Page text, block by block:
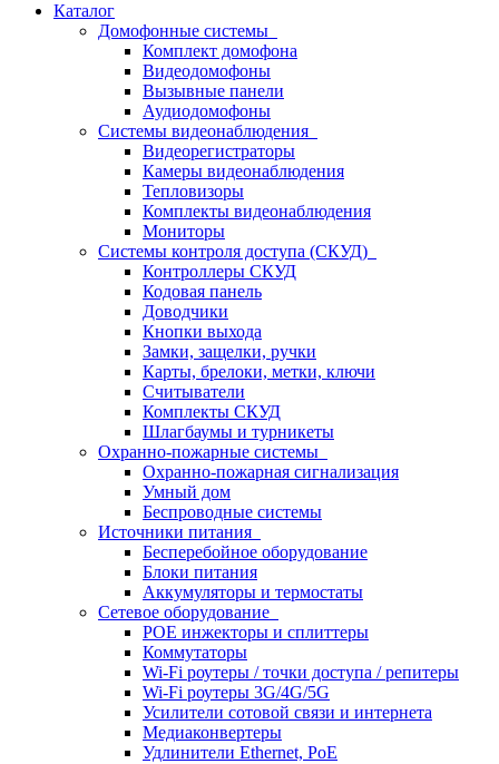
Каталог
Домофонные системы
Комплект домофона
Видеодомофоны
Вызывные панели
Аудиодомофоны
Системы видеонаблюдения
Видеорегистраторы
Камеры видеонаблюдения
Тепловизоры
Комплекты видеонаблюдения
Мониторы
Системы контроля доступа (СКУД)
Контроллеры СКУД
Кодовая панель
Доводчики
Кнопки выхода
Замки, защелки, ручки
Карты, брелоки, метки, ключи
Считыватели
Комплекты СКУД
Шлагбаумы и турникеты
Охранно-пожарные системы
Охранно-пожарная сигнализация
Умный дом
Беспроводные системы
Источники питания
Бесперебойное оборудование
Блоки питания
Аккумуляторы и термостаты
Сетевое оборудование
POE инжекторы и сплиттеры
Коммутаторы
Wi-Fi роутеры / точки доступа / репитеры
Wi-Fi роутеры 3G/4G/5G
Усилители сотовой связи и интернета
Медиаконвертеры
Удлинители Ethernet, PoE